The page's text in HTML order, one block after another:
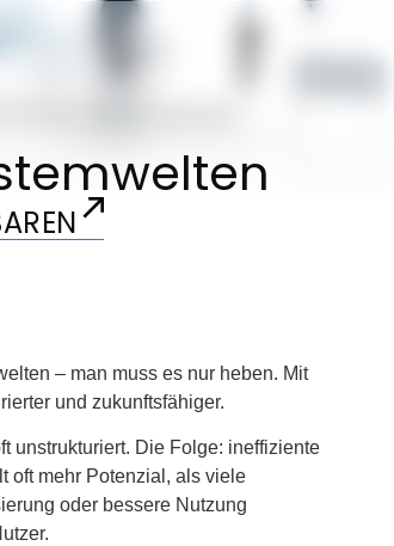
– man muss es nur heben. Mit
und zukunftsfähiger.
unstrukturiert. Die Folge: ineffiziente
oft mehr Potenzial, als viele
oder bessere Nutzung